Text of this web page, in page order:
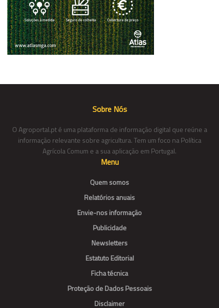
Sobre Nós
O Agroportal.pt é uma plataforma de informação digital que reúne a
informação relevante sobre agricultura. Tem um foco na Política
Agrícola Comum e a sua aplicação em Portugal.
Menu
Quem somos
Relatórios anuais
Envie-nos informação
Publicidade
Newsletters
Estatuto Editorial
Ficha técnica
Proteção de Dados Pessoais
Disclaimer